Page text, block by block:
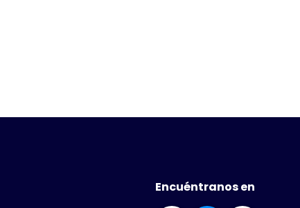
Encuéntranos en